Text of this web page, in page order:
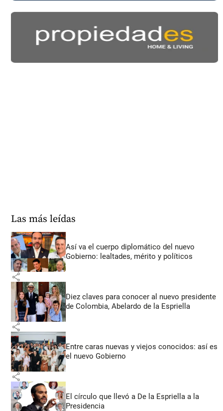
Las más leídas
Así va el cuerpo diplomático del nuevo
Gobierno: lealtades, mérito y políticos
share
Diez claves para conocer al nuevo presidente
de Colombia, Abelardo de la Espriella
share
Entre caras nuevas y viejos conocidos: así es
el nuevo Gobierno
share
El círculo que llevó a De la Espriella a la
Presidencia